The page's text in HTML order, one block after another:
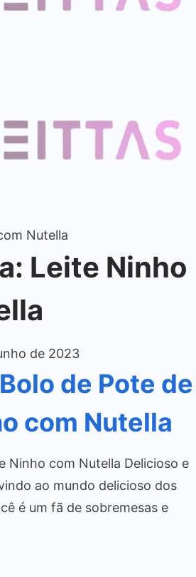
Nutella
Leite Ninho
de 2023
de Pote de
com Nutella
Ninho com Nutella Delicioso e
ao mundo delicioso dos
é um fã de sobremesas e